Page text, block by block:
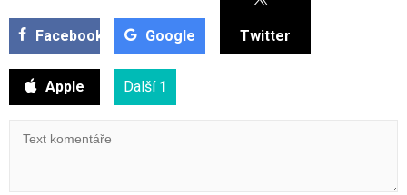
Facebook Google Twitter
Apple Další 1